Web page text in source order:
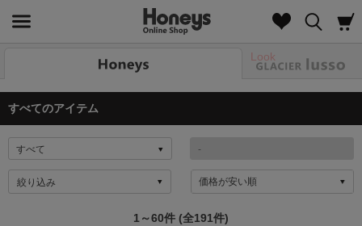
Look
すべてのアイテム
絞り込み
1～60件 (全191件)